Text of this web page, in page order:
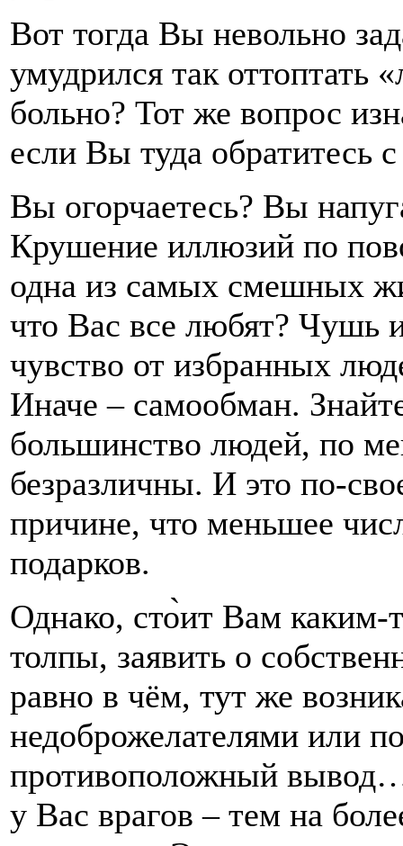
Вот тогда Вы невольно
умудрился так
больно? Тот же вопрос
если Вы туда обратитесь
Вы огорчаетесь? Вы
Крушение иллюзий по
одна из самых смешных
что Вас все любят? Чушь
чувство от избранных
Иначе – самообман.
большинство людей, по
безразличны. И это по-
причине, что меньшее
подарков.
Однако, сто̀ит Вам каким-
толпы, заявить о
равно в чём, тут же
недоброжелателями или
противоположный
у Вас врагов – тем на